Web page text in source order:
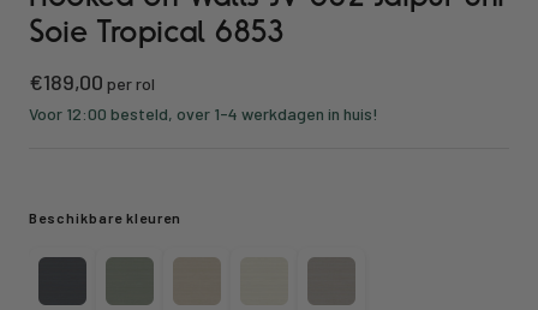
Soie Tropical 6853
Kortings
prijs
€189,00 per rol
Voor 12:00 besteld, over 1-4 werkdagen in huis!
Beschikbare kleuren